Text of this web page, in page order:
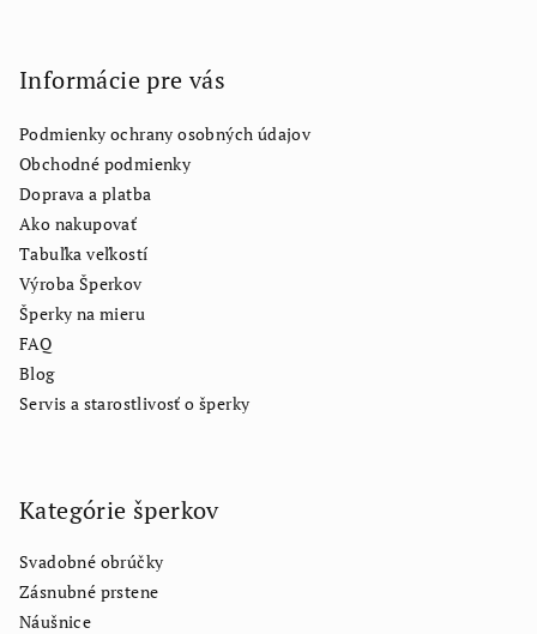
Informácie pre vás
Podmienky ochrany osobných údajov
Obchodné podmienky
Doprava a platba
Ako nakupovať
Tabuľka veľkostí
Výroba Šperkov
Šperky na mieru
FAQ
Blog
Servis a starostlivosť o šperky
Kategórie šperkov
Svadobné obrúčky
Zásnubné prstene
Náušnice